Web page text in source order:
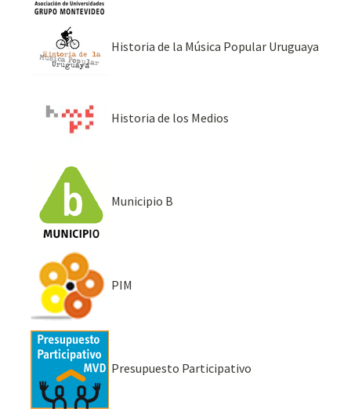
Historia de la Música Popular Uruguaya
Historia de los Medios
Municipio B
PIM
Presupuesto Participativo